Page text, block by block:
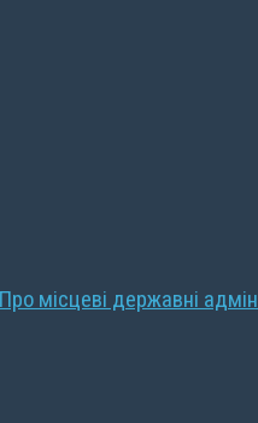
місцеві державні